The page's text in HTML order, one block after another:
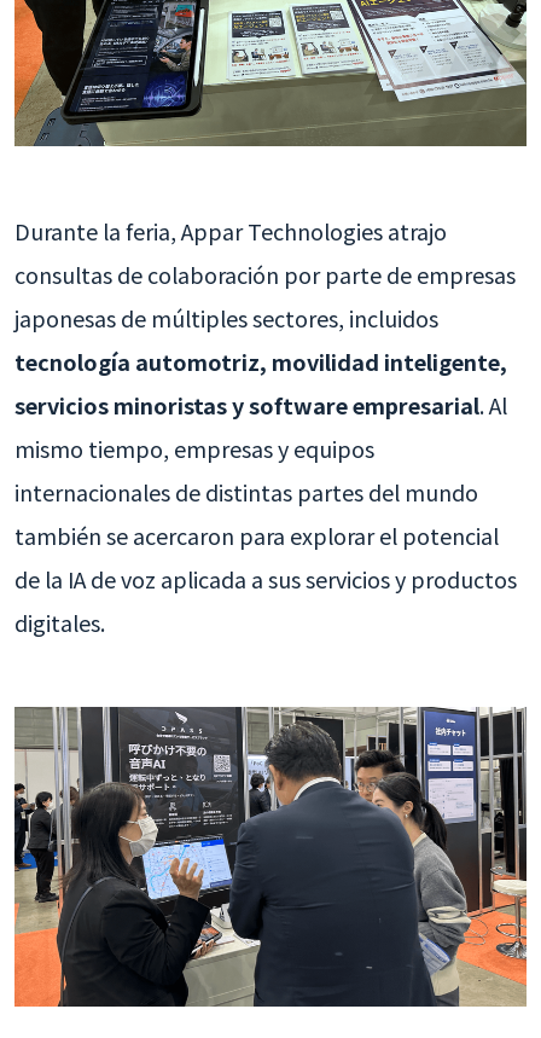
Durante la feria, Appar Technologies atrajo
consultas de colaboración por parte de empresas
japonesas de múltiples sectores, incluidos
tecnología automotriz, movilidad inteligente,
servicios minoristas y software empresarial. Al
mismo tiempo, empresas y equipos
internacionales de distintas partes del mundo
también se acercaron para explorar el potencial
de la IA de voz aplicada a sus servicios y productos
digitales.